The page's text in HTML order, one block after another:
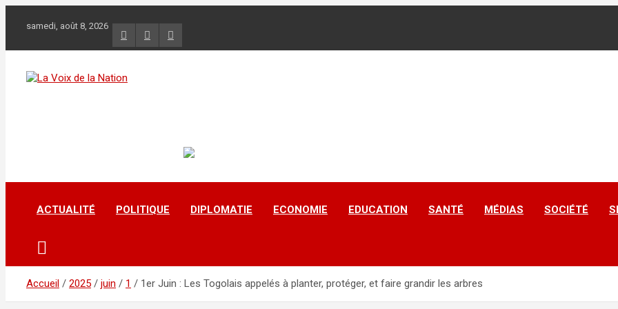
samedi, août 8, 2026
ACTUALITÉ POLITIQUE DIPLOMATIE ECONOMIE EDUCATION SANTÉ MÉDIAS SOCIÉTÉ
Accueil 2025 juin 1 1er Juin : Les Togolais appelés à planter, protéger, et faire grandir les arbres